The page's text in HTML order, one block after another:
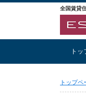
トッ
トップペ